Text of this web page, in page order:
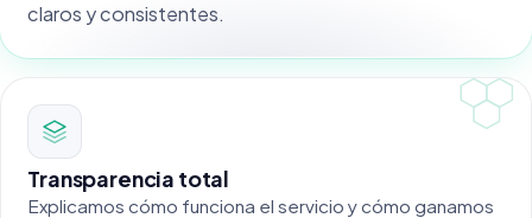
claros y consistentes.
Transparencia total
Explicamos cómo funciona el servicio y cómo ganamos